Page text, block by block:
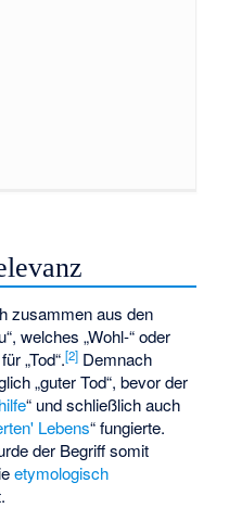
zusammen aus den
welches „Wohl-“ oder
für „Tod“.[2] Demnach
„guter Tod“, bevor der
“ und schließlich auch
Lebens“ fungierte.
der Begriff somit
etymologisch